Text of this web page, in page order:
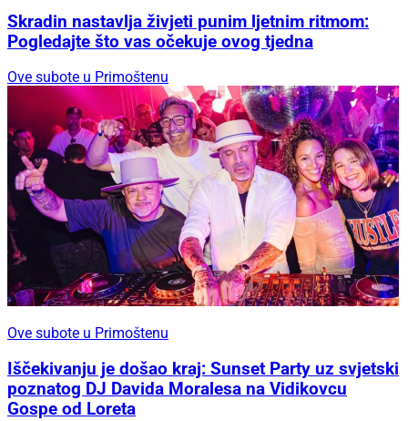
Skradin nastavlja živjeti punim ljetnim ritmom:
Pogledajte što vas očekuje ovog tjedna
Ove subote u Primoštenu
Ove subote u Primoštenu
Iščekivanju je došao kraj: Sunset Party uz svjetski
poznatog DJ Davida Moralesa na Vidikovcu
Gospe od Loreta